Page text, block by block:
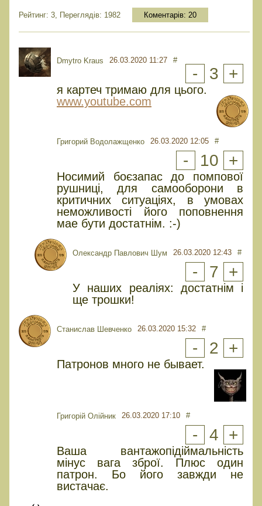
Рейтинг: 3, Переглядів: 1982 Коментарів: 20
Dmytro Kraus 26.03.2020 11:27 #
- 3 +
я картеч тримаю для цього.
www.youtube.com
Григорий Водолажщенко 26.03.2020 12:05 #
- 10 +
Носимий боєзапас до помпової
рушниці, для самооборони в
критичних ситуаціях, в умовах
неможливості його поповнення
мае бути достатнiм. :-)
Олександр Павлович Шум 26.03.2020 12:43 #
- 7 +
У наших реаліях: достатнім і
ще трошки!
Станислав Шевченко 26.03.2020 15:32 #
- 2 +
Патронов много не бывает.
Григорій Олійник 26.03.2020 17:10 #
- 4 +
Ваша вантажопідіймальність
мінус вага зброї. Плюс один
патрон. Бо його завжди не
вистачає.